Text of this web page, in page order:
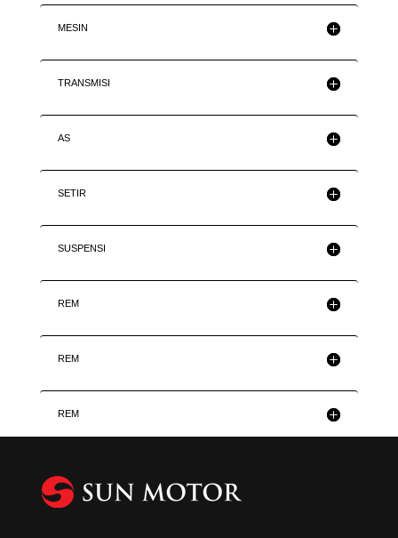
MESIN
TRANSMISI
AS
SETIR
SUSPENSI
REM
REM
REM